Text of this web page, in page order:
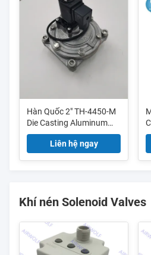
Hàn Quốc 2" TH-4450-M
Die Casting Aluminum
Pulse Jet Diaphragm
Valve Cho Máy thu bụi
Liên hệ ngay
Khí nén Solenoid Valves